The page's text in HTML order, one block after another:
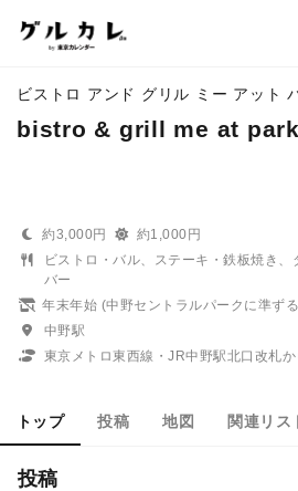
ビストロ アンド グリル ミー アット
bistro & grill me at park
約3,000円
約1,000円
ビストロ・バル、ステーキ・鉄板焼き、
バー
年末年始 (中野セントラルパークに準ず
中野駅
東京メトロ東西線・JR中野駅北口改札
トップ 投稿 地図 関連リス
投稿